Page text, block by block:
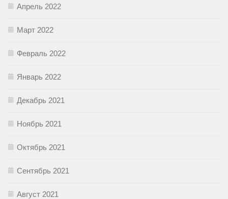
Апрель 2022
Март 2022
Февраль 2022
Январь 2022
Декабрь 2021
Ноябрь 2021
Октябрь 2021
Сентябрь 2021
Август 2021